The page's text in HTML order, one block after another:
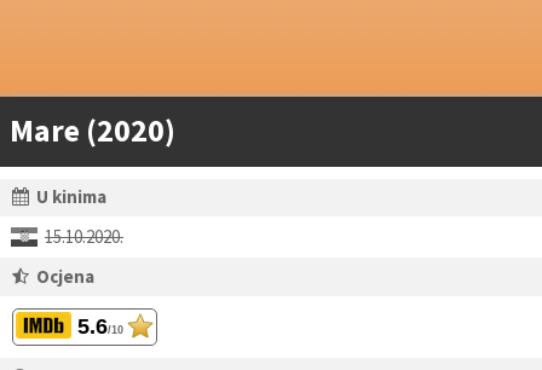
Mare (2020)
U kinima
15.10.2020.
Ocjena
5.6/10